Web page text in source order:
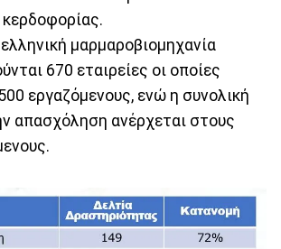
κερδοφορίας.
μαρμαροβιομηχανία
670 εταιρείες οι οποίες
εργαζόμενους, ενώ η συνολική
απασχόληση ανέρχεται στους